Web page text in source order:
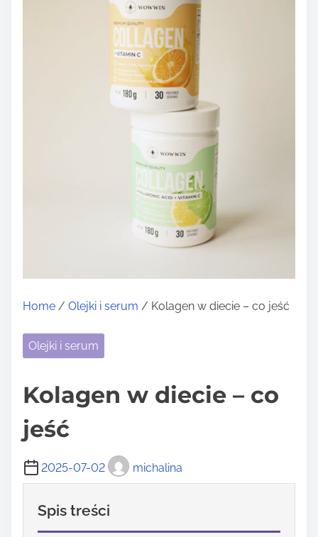
Home / Olejki i serum / Kolagen w diecie – co jeść
Olejki i serum
Kolagen w diecie – co
jeść
2025-07-02 michalina
Spis treści